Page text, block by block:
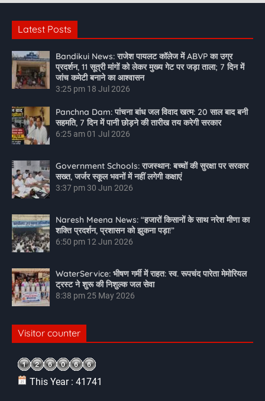
Latest Posts
Bandikui News: राजेश पायलट कॉलेज में ABVP का उग्र
प्रदर्शन, 11 सूत्री मांगों को लेकर मुख्य गेट पर जड़ा ताला; 7 दिन में
जांच कमेटी बनाने का आश्वासन
3:25 pm 18 Jul 2026
Panchna Dam: पांचना बांध जल विवाद खत्म: 20 साल बाद बनी
सहमति, 7 दिन में पानी छोड़ने की तारीख तय करेगी सरकार
6:25 am 01 Jul 2026
Government Schools: राजस्थान: बच्चों की सुरक्षा पर सरकार
सख्त, जर्जर स्कूल भवनों में नहीं लगेगी कक्षाएं
3:37 pm30 Jun 2026
Naresh Meena News: “हजारों किसानों के साथ नरेश मीणा का
शक्ति प्रदर्शन, प्रशासन को झुकना पड़ा!”
6:50 pm 12 Jun 2026
WaterService: भीषण गर्मी में राहत: स्व. रूपचंद पारेता मेमोरियल
ट्रस्ट ने शुरू की निशुल्क जल सेवा
8:38 pm25 May 2026
Visitor counter
This Year : 41741